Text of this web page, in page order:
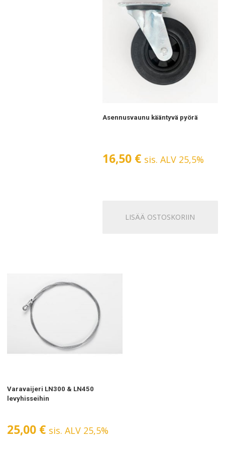
Asennusvaunu kääntyvä pyörä
16,50 € sis. ALV 25,5%
LISÄÄ OSTOSKORIIN
Varavaijeri LN300 & LN450
levyhisseihin
25,00 € sis. ALV 25,5%